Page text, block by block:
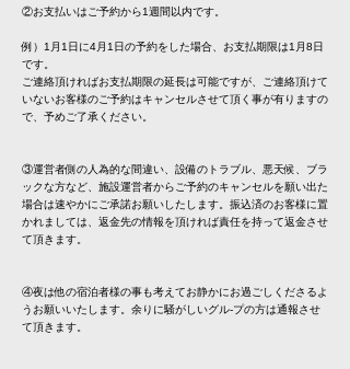
②お支払いはご予約から1週間以内です。
例）1月1日に4月1日の予約をした場合、お支払期限は1月8日
です。
ご連絡頂ければお支払期限の延長は可能ですが、ご連絡頂けて
いないお客様のご予約はキャンセルさせて頂く事が有りますの
で、予めご了承ください。
③運営者側の人為的な間違い、設備のトラブル、悪天候、ブラ
ックな方など、施設運営者からご予約のキャンセルを願い出た
場合は速やかにご承諾お願いしたします。振込済のお客様に置
かれましては、返金先の情報を頂ければ責任を持って返金させ
て頂きます。
④夜は他の宿泊者様の事も考えてお静かにお過ごしくださるよ
うお願いいたします。余りに騒がしいグル-プの方は通報させ
て頂きます。